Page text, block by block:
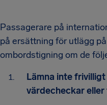
Passagerare på
på ersättning för utlägg
ombordstigning om de
Lämna inte
värdecheckar eller